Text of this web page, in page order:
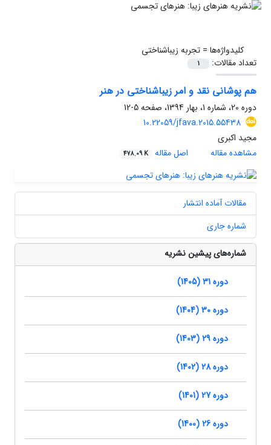
کلیدواژه‌ها =تجربه زیباشناختی
تعداد مقالات:
1
هم پوشانی نقد و امر زیباشناختی در هنر
دوره 20، شماره 1، بهار 1394، صفحه
5-12
10.22059/jfava.2015.55438
مجید اکبری
مشاهده مقاله
اصل مقاله 478.09 K
مقالات آماده انتشار
شماره جاری
شماره‌های پیشین نشریه
دوره 31 (1405)
دوره 30 (1404)
دوره 29 (1403)
دوره 28 (1402)
دوره 27 (1401)
دوره 26 (1400)